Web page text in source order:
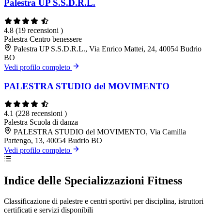
Palestra UP S.S.D.R.L.
4.8 (19 recensioni )
Palestra Centro benessere
Palestra UP S.S.D.R.L., Via Enrico Mattei, 24, 40054 Budrio
BO
Vedi profilo completo
PALESTRA STUDIO del MOVIMENTO
4.1 (228 recensioni )
Palestra Scuola di danza
PALESTRA STUDIO del MOVIMENTO, Via Camilla
Partengo, 13, 40054 Budrio BO
Vedi profilo completo
Indice delle Specializzazioni Fitness
Classificazione di palestre e centri sportivi per disciplina, istruttori
certificati e servizi disponibili